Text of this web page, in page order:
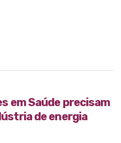
em Saúde precisam
de energia